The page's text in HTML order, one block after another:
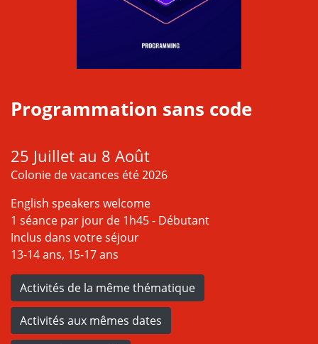
Programmation sans code
25 Juillet au 8 Août
Colonie de vacances été 2026
English speakers welcome
1 séance par jour de 1h45 - Débutant
Inclus dans votre séjour
13-14 ans, 15-17 ans
Activités de la même thématique
Activités aux mêmes dates